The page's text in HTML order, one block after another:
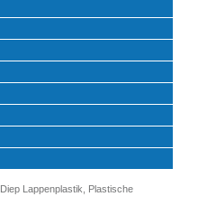
Diep Lappenplastik, Plastische